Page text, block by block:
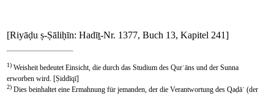
[Riyāḍu ṣ-Ṣāliḥīn: Hadīṯ-Nr. 1377, Buch 13, Kapitel 241]
1) Weisheit bedeutet Einsicht, die durch das Studium des Qurʾāns und der Sunna
erworben wird. [Ṣiddīqī]
2) Dies beinhaltet eine Ermahnung für jemanden, der die Verantwortung des Qaḍāʾ (der